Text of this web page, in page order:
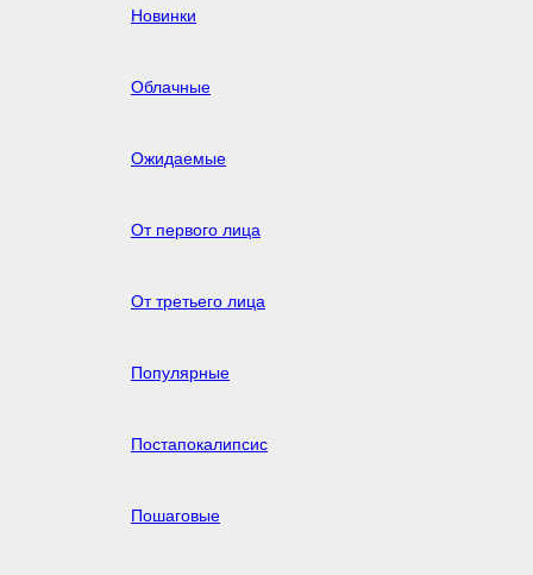
Новинки
Облачные
Ожидаемые
От первого лица
От третьего лица
Популярные
Постапокалипсис
Пошаговые